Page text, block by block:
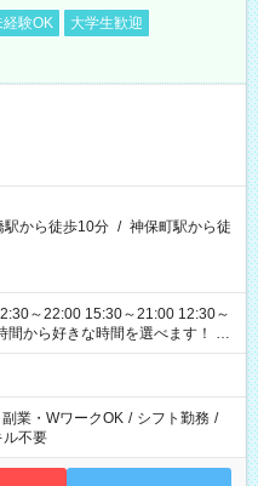
験OK
大学生歓迎
駅から徒歩10分 / 神保町駅から徒
～22:00 15:30～21:00 12:30～
ります
副業・WワークOK / シフト勤務 /
ル不要